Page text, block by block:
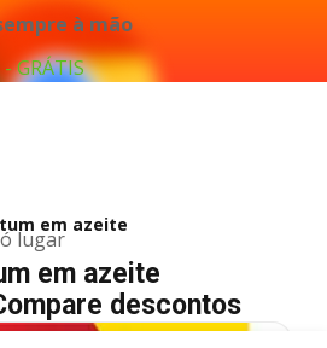
à mão
GRÁTIS
lugar
em azeite
em azeite
descontos